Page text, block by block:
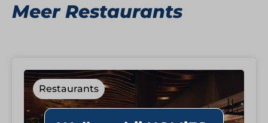
Meer Restaurants
Restaurants